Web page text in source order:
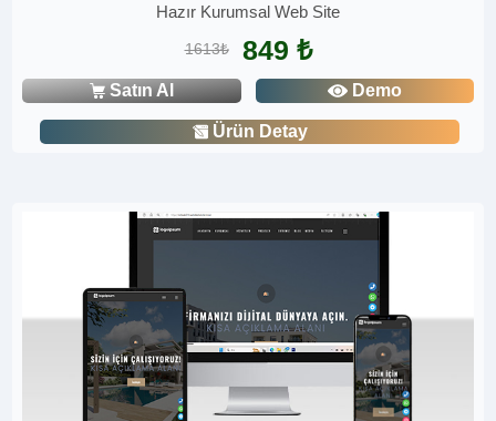
Hazır Kurumsal Web Site
1613₺ 849 ₺
Satın Al Demo
Ürün Detay